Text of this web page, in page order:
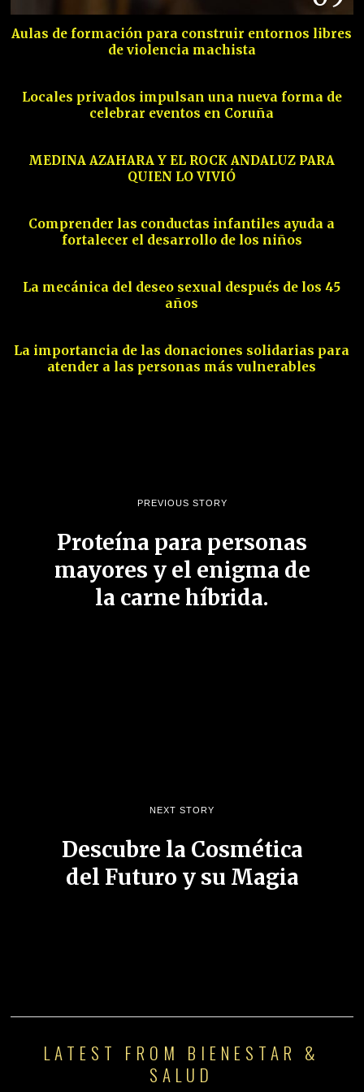
Aulas de formación para construir entornos libres
de violencia machista
Locales privados impulsan una nueva forma de
celebrar eventos en Coruña
MEDINA AZAHARA Y EL ROCK ANDALUZ PARA
QUIEN LO VIVIÓ
Comprender las conductas infantiles ayuda a
fortalecer el desarrollo de los niños
La mecánica del deseo sexual después de los 45
años
La importancia de las donaciones solidarias para
atender a las personas más vulnerables
PREVIOUS STORY
Proteína para personas
mayores y el enigma de
la carne híbrida.
NEXT STORY
Descubre la Cosmética
del Futuro y su Magia
LATEST FROM BIENESTAR &
SALUD